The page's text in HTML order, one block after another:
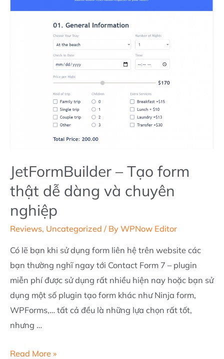
WordPress
ManageWP
JetFormBuilder – Tạo form
thật dễ dàng và chuyên
nghiệp
Reviews, Uncategorized / By WPNow Editor
Có lẽ bạn khi sử dụng form liên hệ trên website các
bạn thường nghĩ ngay tới Contact Form 7 – plugin
miễn phí được sử dụng rất nhiều hiện nay hoặc bạn sử
dụng một số plugin tạo form khác như Ninja form,
WPForms,… tất cả đều là những lựa chọn rất tốt,
nhưng …
JetFormBuilder
Read More »